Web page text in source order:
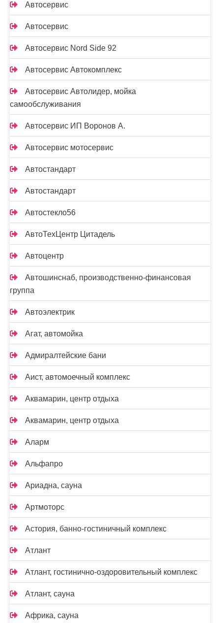
Автосервис
Автосервис
Автосервис Nord Side 92
Автосервис Автокомплекс
Автосервис Автолидер, мойка
самообслуживания
Автосервис ИП Воронов А.
Автосервис мотосервис
Автостандарт
Автостандарт
Автостекло56
АвтоТехЦентр Цитадель
Автоцентр
Автошинснаб, производственно-финансовая
группа
Автоэлектрик
Агат, автомойка
Адмиралтейские бани
Аист, автомоечный комплекс
Аквамарин, центр отдыха
Аквамарин, центр отдыха
Аларм
Альфапро
Ариадна, сауна
Артмоторс
Астория, банно-гостиничный комплекс
Атлант
Атлант, гостинично-оздоровительный комплекс
Атлант, сауна
Африка, сауна